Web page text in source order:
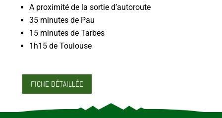
A proximité de la sortie d’autoroute
35 minutes de Pau
15 minutes de Tarbes
1h15 de Toulouse
FICHE DÉTAILLÉE